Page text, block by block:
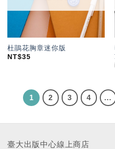
杜鵑花胸章迷你版
NT$35
1 2 3 4 ...
臺大出版中心線上商店